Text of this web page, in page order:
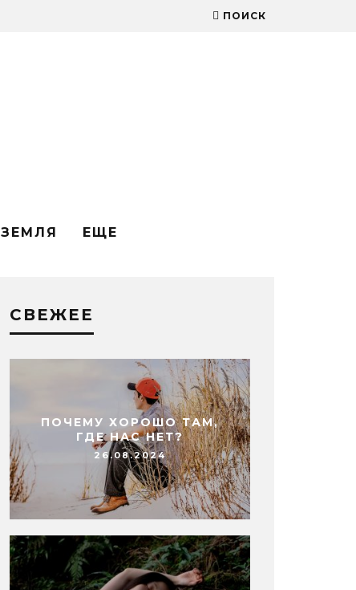
ПОИСК
ЗЕМЛЯ ЕЩЕ
СВЕЖЕЕ
ПОЧЕМУ ХОРОШО ТАМ,
ГДЕ НАС НЕТ?
26.08.2024